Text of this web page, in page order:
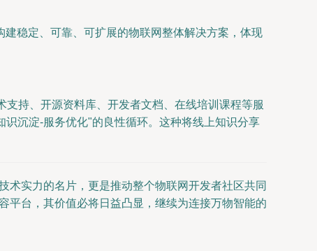
稳定、可靠、可扩展的物联网整体解决方案，体现
持、开源资料库、开发者文档、在线培训课程等服
沉淀-服务优化"的良性循环。这种将线上知识分享
术实力的名片，更是推动整个物联网开发者社区共同
平台，其价值必将日益凸显，继续为连接万物智能的